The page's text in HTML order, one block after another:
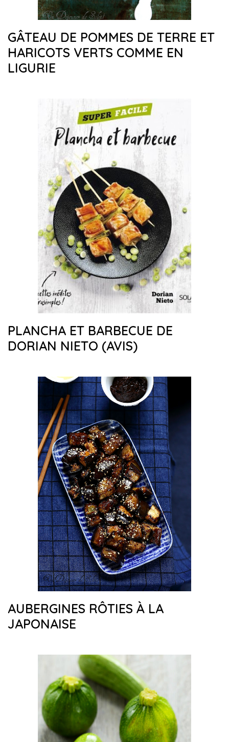
GÂTEAU DE POMMES DE TERRE ET
HARICOTS VERTS COMME EN
LIGURIE
PLANCHA ET BARBECUE DE
DORIAN NIETO (AVIS)
AUBERGINES RÔTIES À LA
JAPONAISE